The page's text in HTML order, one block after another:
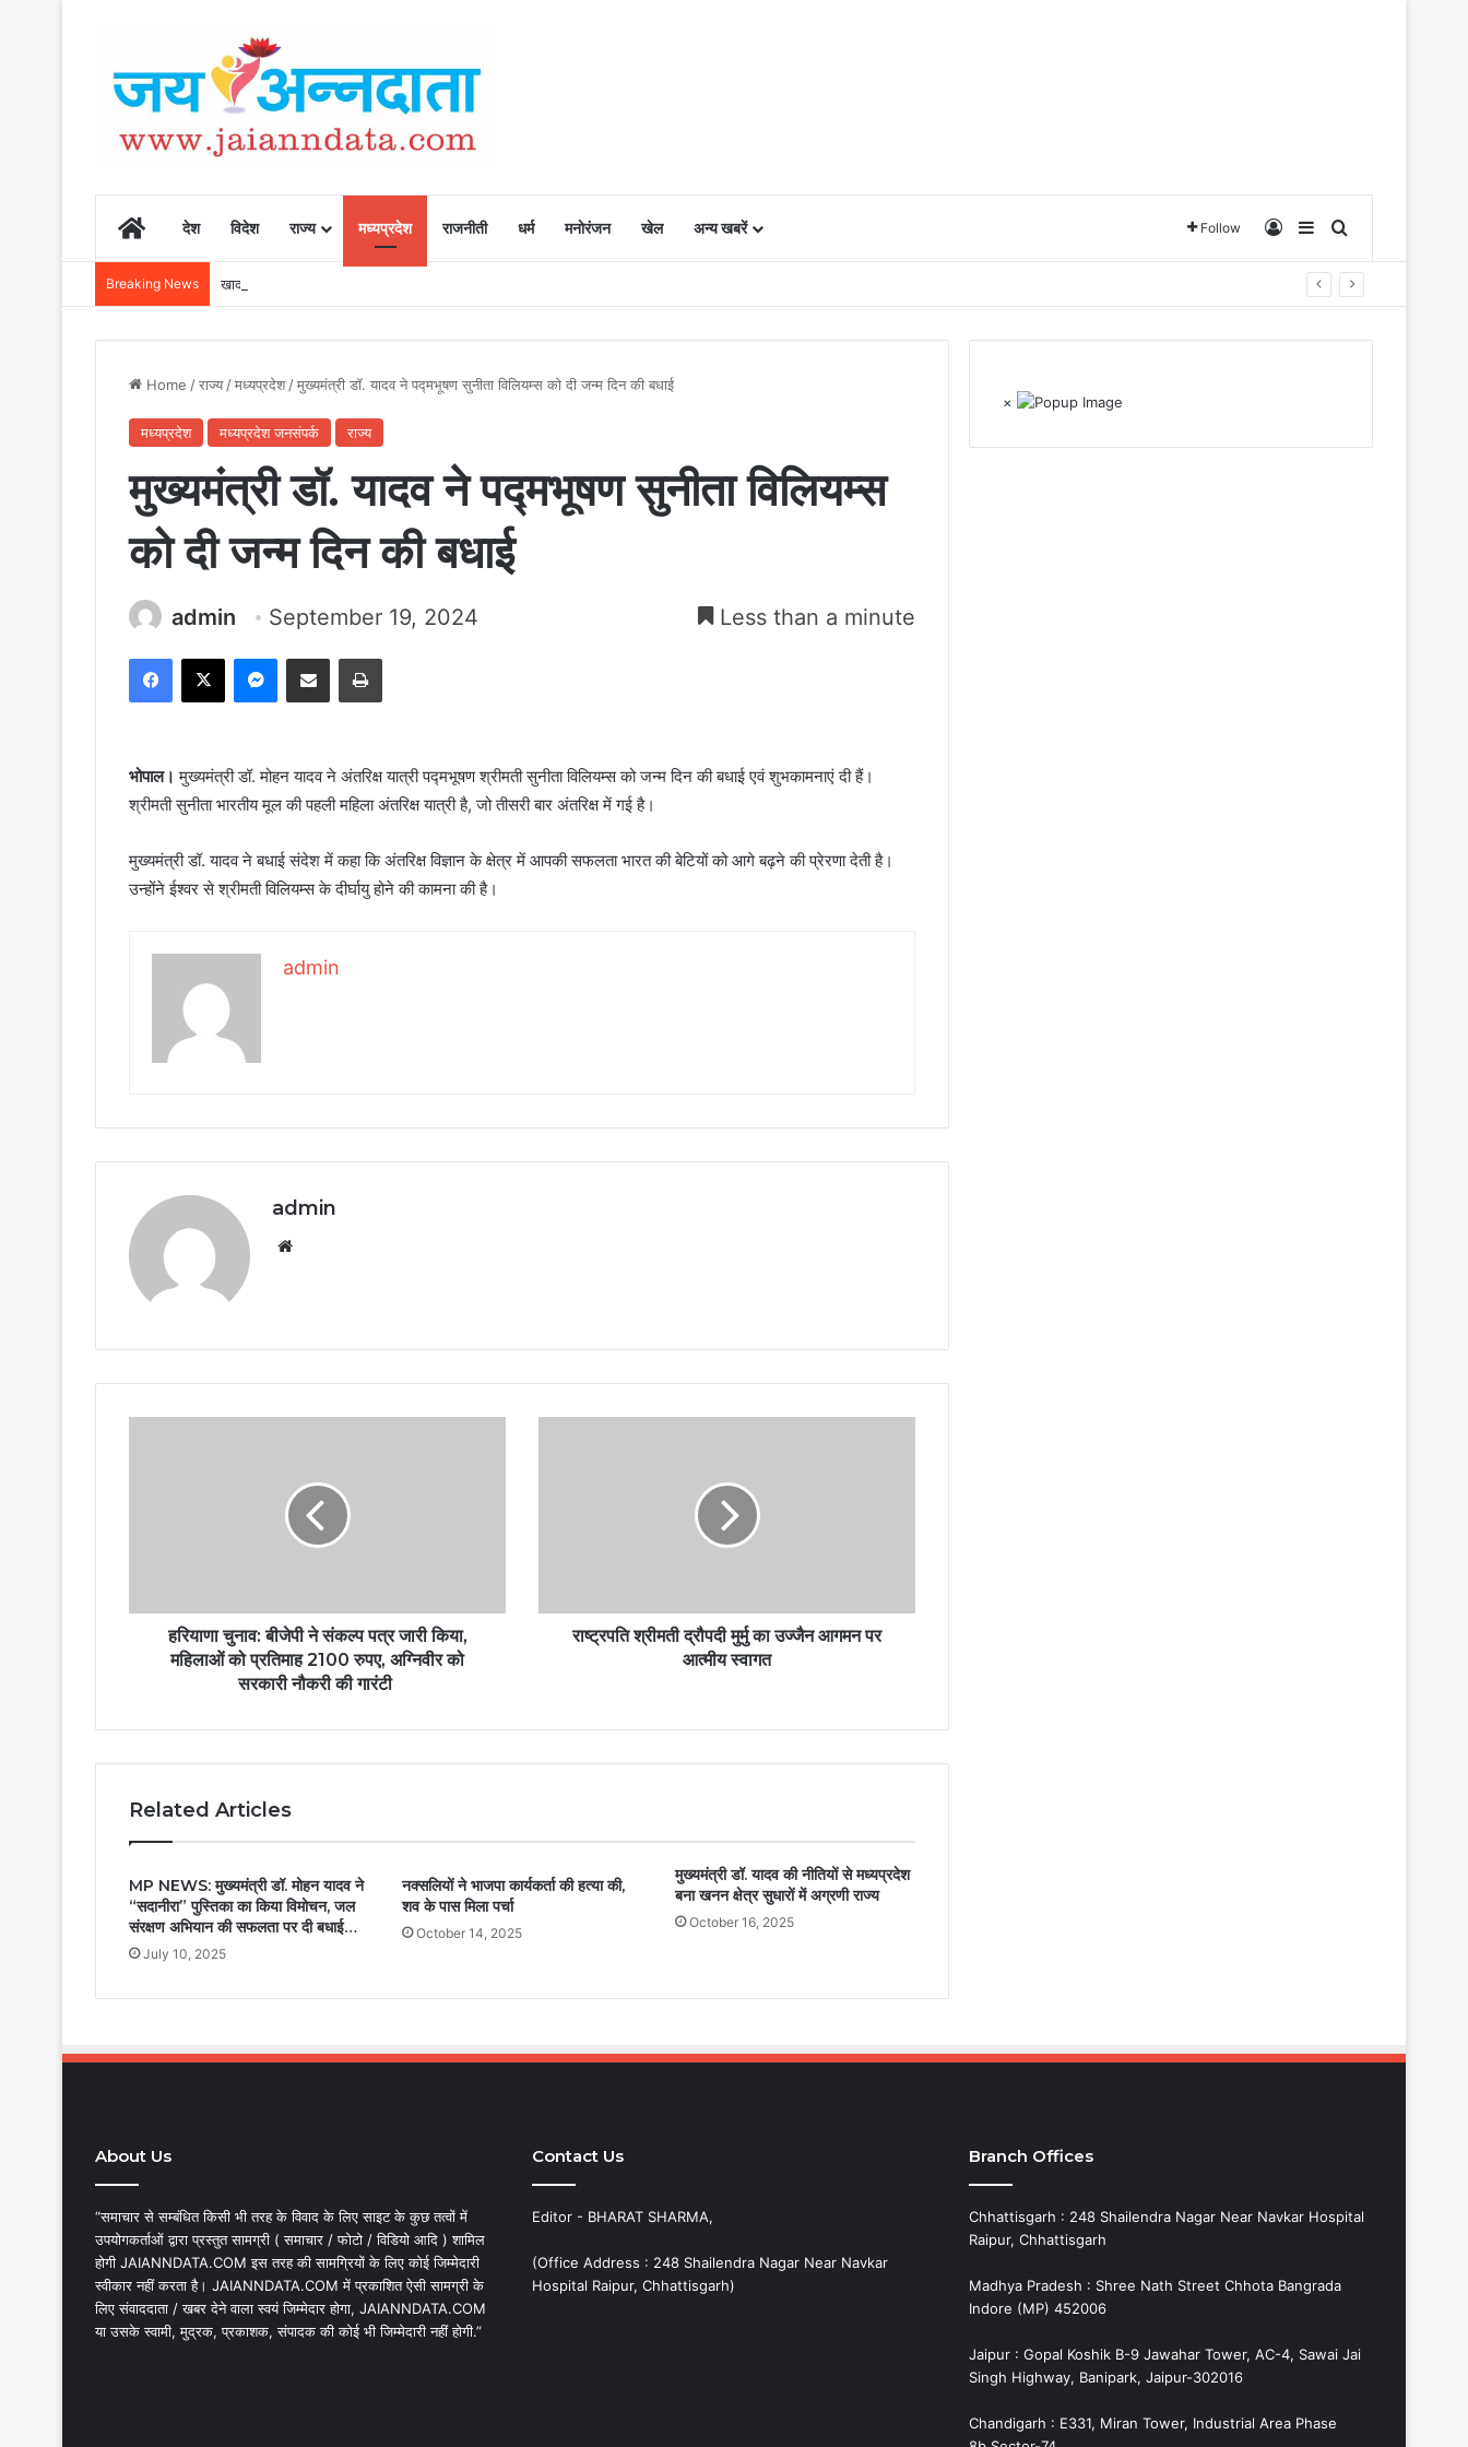
Homeदेश विदेश राज्य मध्यप्रदेश राजनीती धर्म मनोरंजन खेल अन्य खबरें Follow Log InSidebarSearch for
Breaking News खाद, बीज और उर्वरकों की समय पर उपलब्धता से किसानों में उत्साह, नैनो डीएपी और नैनो यूरिया बने किसानों के भरोसेमंद कृषि साथी…..
Home /राज्य/मध्यप्रदेश/मुख्यमंत्री डॉ. यादव ने पद्मभूषण सुनीता विलियम्स को दी जन्म दिन की बधाई
मध्यप्रदेश मध्यप्रदेश जनसंपर्क राज्य
मुख्यमंत्री डॉ. यादव ने पद्मभूषण सुनीता विलियम्स
को दी जन्म दिन की बधाई
admin September 19, 2024 Less than a minute
Facebook
X Messenger
Share via Email Print
भोपाल। मुख्यमंत्री डॉ. मोहन यादव ने अंतरिक्ष यात्री पद्मभूषण श्रीमती सुनीता विलियम्स को जन्म दिन की बधाई एवं शुभकामनाएं दी हैं।
श्रीमती सुनीता भारतीय मूल की पहली महिला अंतरिक्ष यात्री है, जो तीसरी बार अंतरिक्ष में गई है।
मुख्यमंत्री डॉ. यादव ने बधाई संदेश में कहा कि अंतरिक्ष विज्ञान के क्षेत्र में आपकी सफलता भारत की बेटियों को आगे बढ़ने की प्रेरणा देती है।
उन्होंने ईश्वर से श्रीमती विलियम्स के दीर्घायु होने की कामना की है।
admin
admin
हरियाणा चुनाव: बीजेपी ने संकल्प पत्र जारी किया,
महिलाओं को प्रतिमाह 2100 रुपए, अग्निवीर को
सरकारी नौकरी की गारंटी
राष्ट्रपति श्रीमती द्रौपदी मुर्मु का उज्जैन आगमन पर
आत्मीय स्वागत
Related Articles
MP NEWS: मुख्यमंत्री डॉ. मोहन यादव ने
“सदानीरा” पुस्तिका का किया विमोचन, जल
संरक्षण अभियान की सफलता पर दी बधाई…
July 10, 2025
नक्सलियों ने भाजपा कार्यकर्ता की हत्या की,
शव के पास मिला पर्चा
October 14, 2025
मुख्यमंत्री डॉ. यादव की नीतियों से मध्यप्रदेश
बना खनन क्षेत्र सुधारों में अग्रणी राज्य
October 16, 2025
×
About Us
“समाचार से सम्बंधित किसी भी तरह के विवाद के लिए साइट के कुछ तत्वों में
उपयोगकर्ताओं द्वारा प्रस्तुत सामग्री ( समाचार / फोटो / विडियो आदि ) शामिल
होगी JAIANNDATA.COM इस तरह की सामग्रियों के लिए कोई जिम्मेदारी
स्वीकार नहीं करता है। JAIANNDATA.COM में प्रकाशित ऐसी सामग्री के
लिए संवाददाता / खबर देने वाला स्वयं जिम्मेदार होगा, JAIANNDATA.COM
या उसके स्वामी, मुद्रक, प्रकाशक, संपादक की कोई भी जिम्मेदारी नहीं होगी.”
Contact Us
Editor - BHARAT SHARMA,
(Office Address : 248 Shailendra Nagar Near Navkar
Hospital Raipur, Chhattisgarh)
Branch Offices
Chhattisgarh : 248 Shailendra Nagar Near Navkar Hospital
Raipur, Chhattisgarh
Madhya Pradesh : Shree Nath Street Chhota Bangrada
Indore (MP) 452006
Jaipur : Gopal Koshik B-9 Jawahar Tower, AC-4, Sawai Jai
Singh Highway, Banipark, Jaipur-302016
Chandigarh : E331, Miran Tower, Industrial Area Phase